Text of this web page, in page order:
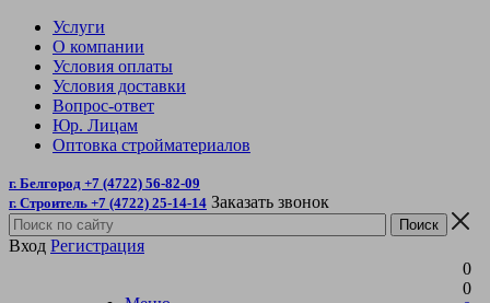
Услуги
О компании
Условия оплаты
Условия доставки
Вопрос-ответ
Юр. Лицам
Оптовка стройматериалов
г. Белгород +7 (4722) 56-82-09
г. Строитель +7 (4722) 25-14-14 Заказать звонок
Вход Регистрация
0
0